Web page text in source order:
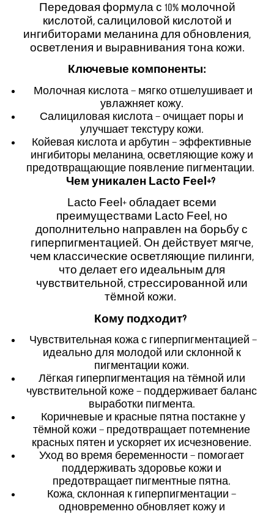
Передовая формула с 10% молочной
кислотой, салициловой кислотой и
ингибиторами меланина для обновления,
осветления и выравнивания тона кожи.
Ключевые компоненты:
Молочная кислота – мягко отшелушивает и
увлажняет кожу.
Салициловая кислота – очищает поры и
улучшает текстуру кожи.
Койевая кислота и арбутин – эффективные
ингибиторы меланина, осветляющие кожу и
предотвращающие появление пигментации.
Чем уникален Lacto Feel +?
Lacto Feel+ обладает всеми
преимуществами Lacto Feel, но
дополнительно направлен на борьбу с
гиперпигментацией. Он действует мягче,
чем классические осветляющие пилинги,
что делает его идеальным для
чувствительной, стрессированной или
тёмной кожи.
Кому подходит?
Чувствительная кожа с гиперпигментацией –
идеально для молодой или склонной к
пигментации кожи.
Лёгкая гиперпигментация на тёмной или
чувствительной коже – поддерживает баланс
выработки пигмента.
Коричневые и красные пятна постакне у
тёмной кожи – предотвращает потемнение
красных пятен и ускоряет их исчезновение.
Уход во время беременности – помогает
поддерживать здоровье кожи и
предотвращает пигментные пятна.
Кожа, склонная к гиперпигментации –
одновременно обновляет кожу и